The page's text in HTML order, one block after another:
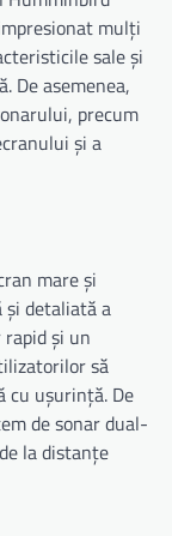
mulți
sale și
De asemenea,
precum
și a
mare și
și detaliată a
rapid și un
să
cu ușurință. De
de sonar dual-
la distanțe